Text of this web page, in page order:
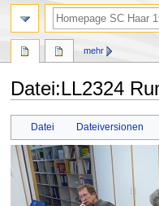
Datei:LL2324
springen
springen
Datei Dateiversionen
mehr
Suche